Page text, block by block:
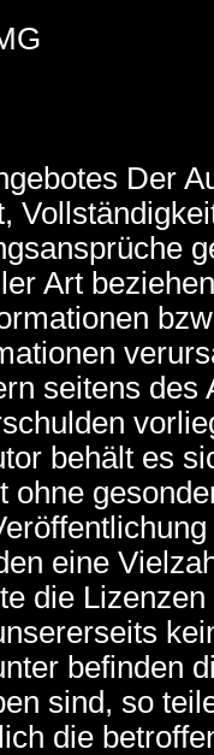
Der
Art
seitens
behält es
ohne
eine
die
befinden
sind, so
die